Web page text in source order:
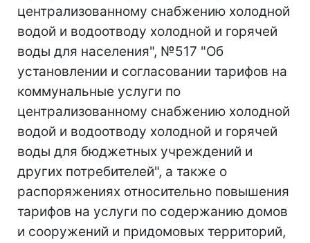
централизованному снабжению холодной
водой и водоотводу холодной и горячей
воды для населения", №517 "Об
установлении и согласовании тарифов на
коммунальные услуги по
централизованному снабжению холодной
водой и водоотводу холодной и горячей
воды для бюджетных учреждений и
других потребителей", а также о
распоряжениях относительно повышения
тарифов на услуги по содержанию домов
и сооружений и придомовых территорий,